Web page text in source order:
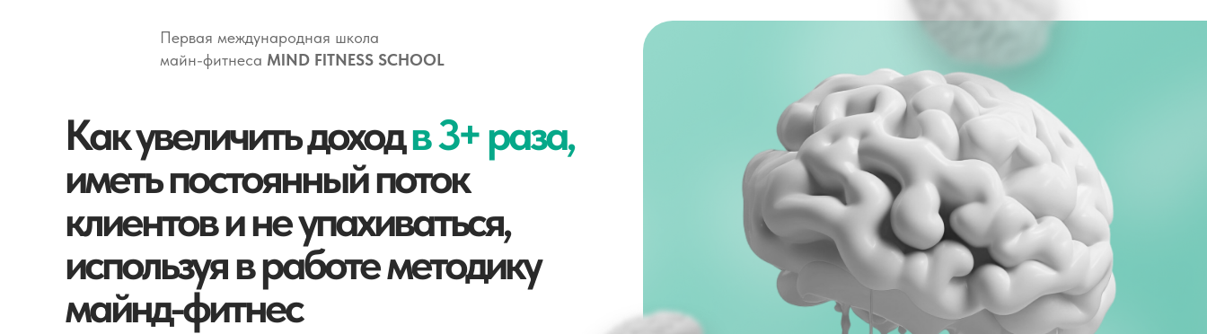
Как увеличить доходв 3+ раза,
иметь постоянный поток
клиентов и не упахиваться,
используя в работе методику
майнд-фитнес
Первая международная школа
майн-фитнеса MIND FITNESS SCHOOL